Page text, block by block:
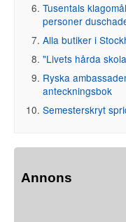
Tusentals
personer
Alla butiker i
"Livets hårda
Ryska
anteckningsbok
Semesterskryt
Annons